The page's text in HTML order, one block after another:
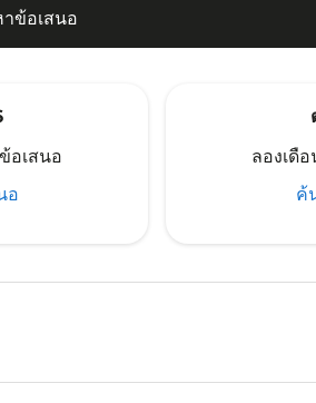
ข้อเสนอ
อเสนอ
อ
ลองเดื
ค้
cmp-view-offers-disclaimer. ค้นหาข้อ
cmp-view-offers-disclaimer. ค้นหา
cmp-view-offers-disclaimer.
MNL–MEL: cmp-view-offers-
MNL–MEL: cmp-view-offers-
MNL–MEL: cmp-view-
MNL–MEL: cmp-
MNL–MEL: cmp-
MNL–MEL: